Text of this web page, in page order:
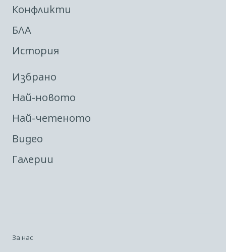
Конфликти
БЛА
История
Избрано
Най-новото
Най-четеното
Видео
Галерии
За нас